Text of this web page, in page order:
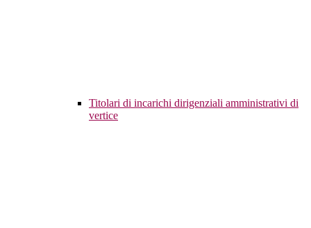
Titolari di incarichi dirigenziali amministrativi di
vertice